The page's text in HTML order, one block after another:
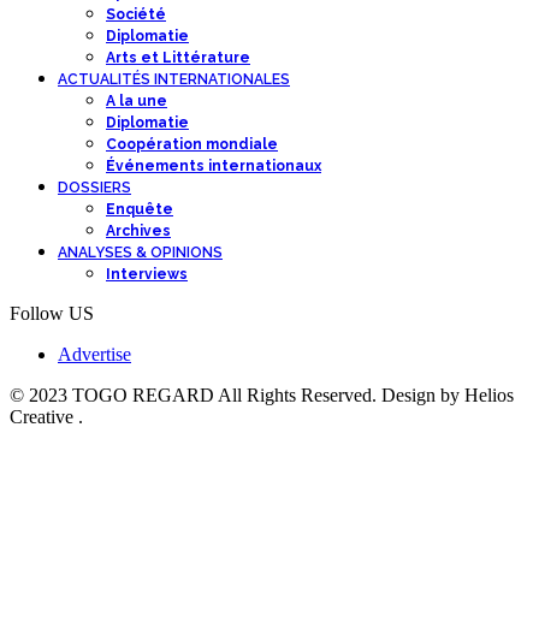
Société
Diplomatie
Arts et Littérature
ACTUALITÉS INTERNATIONALES
A la une
Diplomatie
Coopération mondiale
Événements internationaux
DOSSIERS
Enquête
Archives
ANALYSES & OPINIONS
Interviews
Follow US
Advertise
© 2023 TOGO REGARD All Rights Reserved. Design by Helios
Creative .